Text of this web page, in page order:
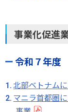
事業化促進
令和７年度
北部ベトナム
マニラ首都圏